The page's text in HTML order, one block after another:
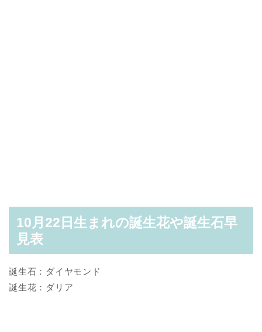
10月22日生まれの誕生花や誕生石早
見表
誕生石：ダイヤモンド
誕生花：ダリア